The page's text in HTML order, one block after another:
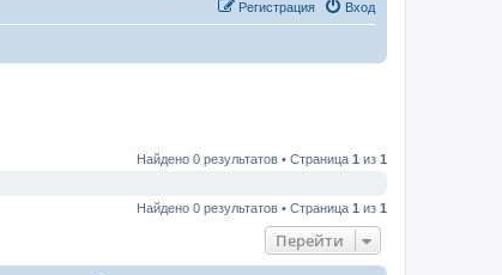
Вход
Регистрация
Найдено 0 результатов • Страница 1 из 1
Найдено 0 результатов • Страница 1 из 1
Перейти